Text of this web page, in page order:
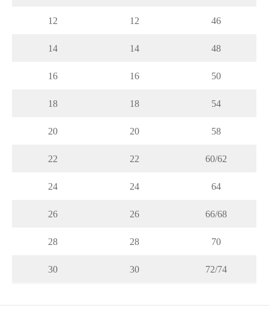
12 12 46
14 14 48
16 16 50
18 18 54
20 20 58
22 22 60/62
24 24 64
26 26 66/68
28 28 70
30 30 72/74